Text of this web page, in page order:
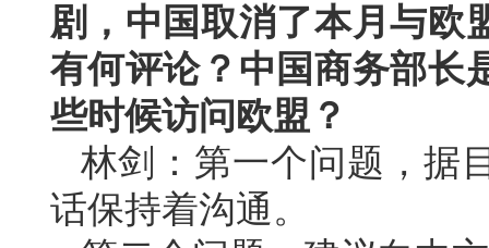
剧，中国取消了本月与欧
有何评论？中国商务部长
些时候访问欧盟？
林剑：第一个问题，据
话保持着沟通。